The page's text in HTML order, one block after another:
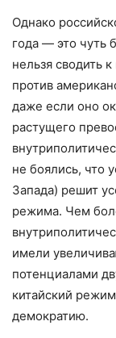
Однако
года — это чуть
нельзя сводить
против
даже если оно
растущего
не боялись, что
Запада) решит
режима. Чем
имели
потенциалами
китайский
демократию.